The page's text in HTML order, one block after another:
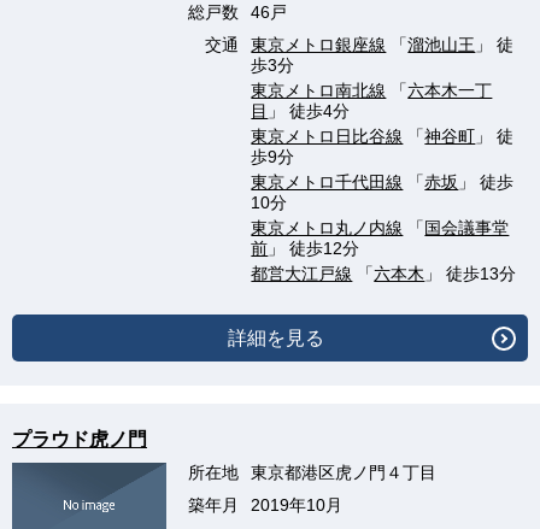
総戸数
46戸
交通
東京メトロ銀座線 「溜池山王 」 徒
歩3分
東京メトロ南北線 「六本木一丁
目 」 徒歩4分
東京メトロ日比谷線 「神谷町 」 徒
歩9分
東京メトロ千代田線 「赤坂 」 徒歩
10分
東京メトロ丸ノ内線 「国会議事堂
前 」 徒歩12分
都営大江戸線 「六本木 」 徒歩13分
詳細を見る
プラウド虎ノ門
所在地
東京都港区虎ノ門４丁目
築年月
2019年10月